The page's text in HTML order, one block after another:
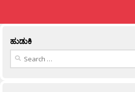
ಹುಡುಕಿ
Search